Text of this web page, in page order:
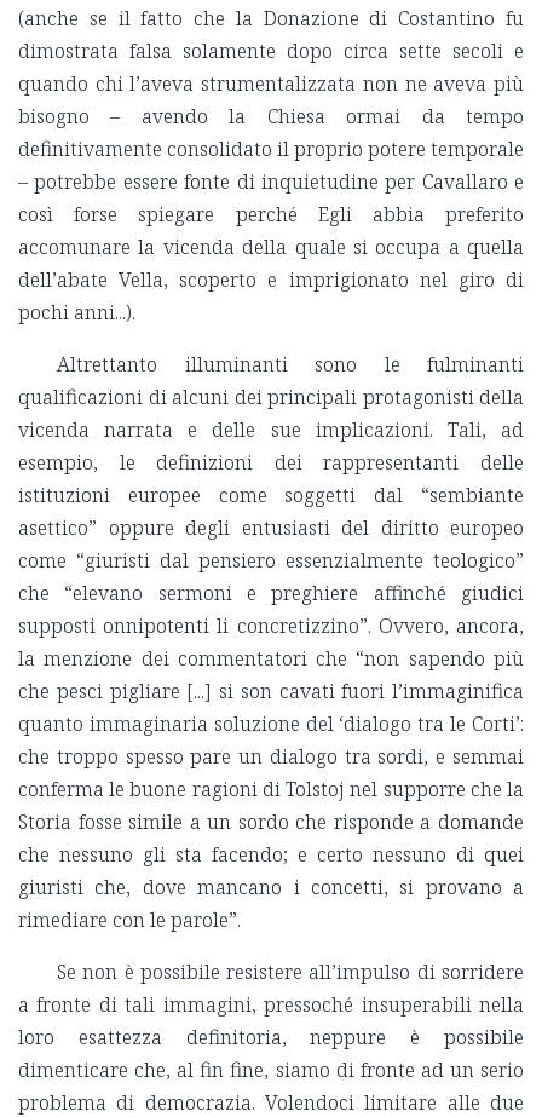
(anche se il fatto che la Donazione di Costantino fu
dimostrata falsa solamente dopo circa sette secoli e
quando chi l’aveva strumentalizzata non ne aveva più
bisogno – avendo la Chiesa ormai da tempo
definitivamente consolidato il proprio potere temporale
– potrebbe essere fonte di inquietudine per Cavallaro e
così forse spiegare perché Egli abbia preferito
accomunare la vicenda della quale si occupa a quella
dell’abate Vella, scoperto e imprigionato nel giro di
pochi anni...).
Altrettanto illuminanti sono le fulminanti
qualificazioni di alcuni dei principali protagonisti della
vicenda narrata e delle sue implicazioni. Tali, ad
esempio, le definizioni dei rappresentanti delle
istituzioni europee come soggetti dal “sembiante
asettico” oppure degli entusiasti del diritto europeo
come “giuristi dal pensiero essenzialmente teologico”
che “elevano sermoni e preghiere affinché giudici
supposti onnipotenti li concretizzino”. Ovvero, ancora,
la menzione dei commentatori che “non sapendo più
che pesci pigliare [...] si son cavati fuori l’immaginifica
quanto immaginaria soluzione del ‘dialogo tra le Corti’:
che troppo spesso pare un dialogo tra sordi, e semmai
conferma le buone ragioni di Tolstoj nel supporre che la
Storia fosse simile a un sordo che risponde a domande
che nessuno gli sta facendo; e certo nessuno di quei
giuristi che, dove mancano i concetti, si provano a
rimediare con le parole”.
Se non è possibile resistere all’impulso di sorridere
a fronte di tali immagini, pressoché insuperabili nella
loro esattezza definitoria, neppure è possibile
dimenticare che, al fin fine, siamo di fronte ad un serio
problema di democrazia. Volendoci limitare alle due